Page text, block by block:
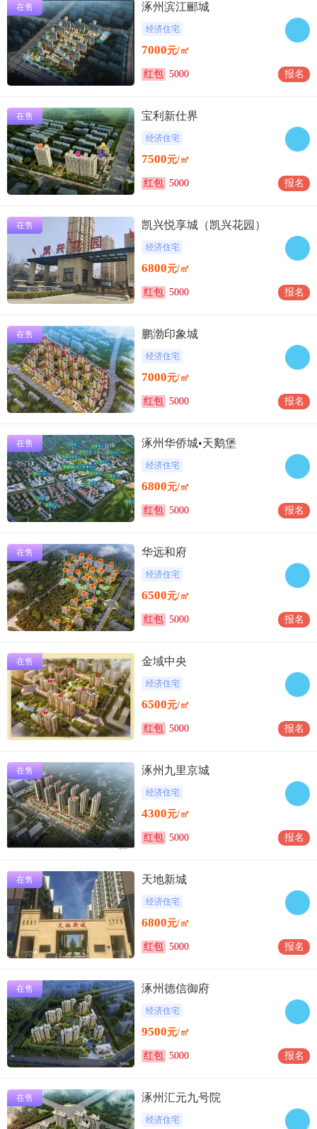
在售 涿州滨江郦城
经济住宅
7000元/㎡
红包 5000 报名
在售 宝利新仕界
经济住宅
7500元/㎡
红包 5000 报名
在售 凯兴悦享城（凯兴花园）
经济住宅
6800元/㎡
红包 5000 报名
在售 鹏渤印象城
经济住宅
7000元/㎡
红包 5000 报名
在售 涿州华侨城•天鹅堡
经济住宅
6800元/㎡
红包 5000 报名
在售 华远和府
经济住宅
6500元/㎡
红包 5000 报名
在售 金域中央
经济住宅
6500元/㎡
红包 5000 报名
在售 涿州九里京城
经济住宅
4300元/㎡
红包 5000 报名
在售 天地新城
经济住宅
6800元/㎡
红包 5000 报名
在售 涿州德信御府
经济住宅
9500元/㎡
红包 5000 报名
在售 涿州汇元九号院
经济住宅